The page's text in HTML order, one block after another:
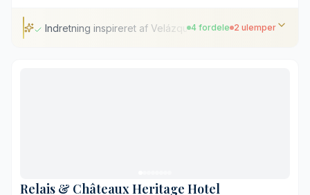
Indretning inspireret af Velázquez4 fordele 2 ulemper
Relais & Châteaux Heritage Hotel